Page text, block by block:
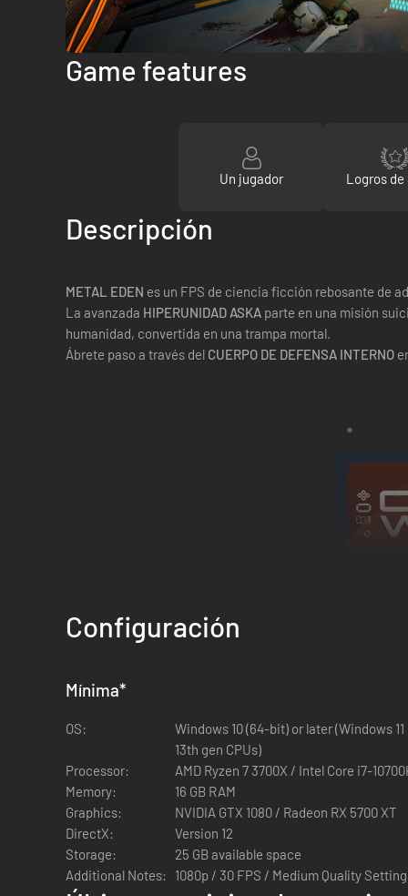
Game features
Un jugador Logros de
Descripción
METAL EDEN es un FPS de ciencia ficción rebosante de
La avanzada HIPERUNIDAD ASKA parte en una misión
humanidad, convertida en una trampa mortal.
Ábrete paso a través del CUERPO DE DEFENSA INTERNO
Libra una guerra cibernética contra las fuerzas
ágiles, y combate contra fuerzas elementales. Extrae los
arsenal y habilidades de combate para convertirte en una
Configuración
Mínima*
OS:
Windows 10 (64-bit) or later (Windows
13th gen CPUs)
Processor:
AMD Ryzen 7 3700X / Intel Core i7-
Memory:
16 GB RAM
Graphics:
NVIDIA GTX 1080 / Radeon RX 5700 XT
DirectX:
Version 12
Storage:
25 GB available space
Additional Notes:
1080p / 30 FPS / Medium Quality